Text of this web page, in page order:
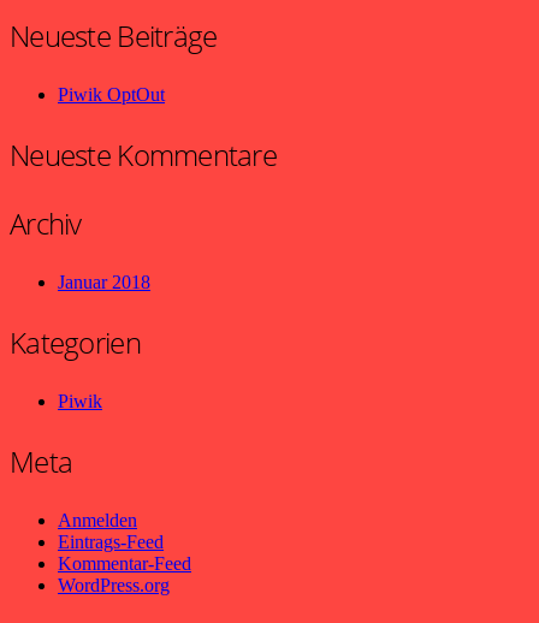
Neueste Beiträge
Piwik OptOut
Neueste Kommentare
Archiv
Januar 2018
Kategorien
Piwik
Meta
Anmelden
Eintrags-Feed
Kommentar-Feed
WordPress.org